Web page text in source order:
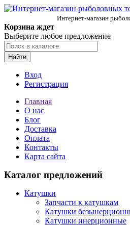
Интернет-магазин
Корзина ждет
Выберите любое предложение
Найти
Вход
Регистрация
Главная
О нас
Блог
Доставка
Оплата
Контакты
Карта сайта
Каталог предложений
Катушки
Запчасти к катушкам
Катушки
Катушки инерционные